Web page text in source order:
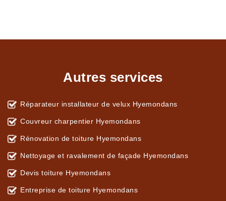
Autres services
Réparateur installateur de velux Hyemondans
Couvreur charpentier Hyemondans
Rénovation de toiture Hyemondans
Nettoyage et ravalement de façade Hyemondans
Devis toiture Hyemondans
Entreprise de toiture Hyemondans